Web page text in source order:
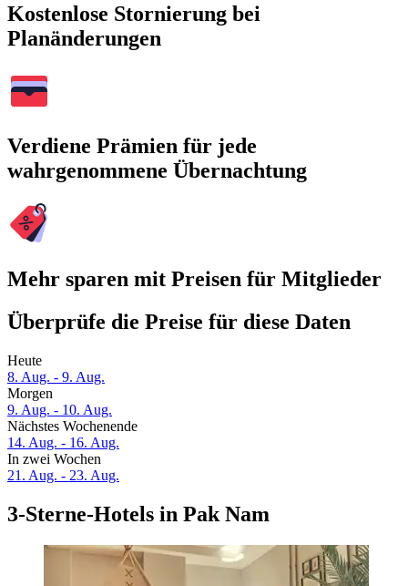
Kostenlose Stornierung bei
Planänderungen
Verdiene Prämien für jede
wahrgenommene Übernachtung
Mehr sparen mit Preisen für Mitglieder
Überprüfe die Preise für diese Daten
Heute
8. Aug. - 9. Aug.
Morgen
9. Aug. - 10. Aug.
Nächstes Wochenende
14. Aug. - 16. Aug.
In zwei Wochen
21. Aug. - 23. Aug.
3-Sterne-Hotels in Pak Nam